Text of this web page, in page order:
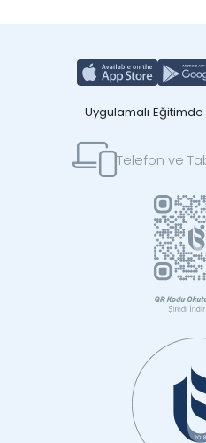
Uygulamalı
Telefon ve